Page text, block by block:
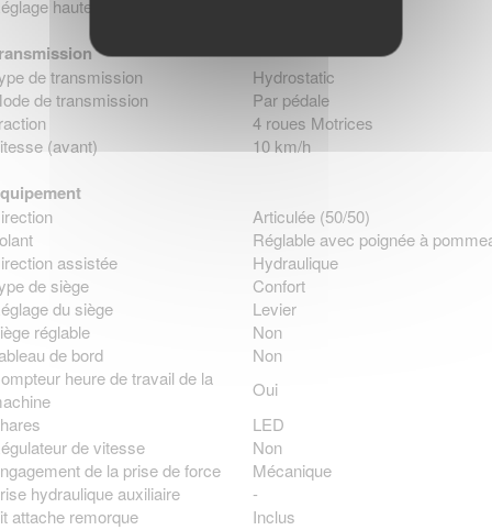
hauteur de coupe
Électrique
de transmission
Hydrostatic
de transmission
Par pédale
4 roues Motrices
(avant)
10 km/h
Articulée (50/50)
Réglable avec poignée à
assistée
Hydraulique
de siège
Confort
du siège
Levier
réglable
Non
de bord
Non
heure de travail de la
Oui
LED
de vitesse
Non
de la prise de force
Mécanique
hydraulique auxiliaire
-
attache remorque
Inclus